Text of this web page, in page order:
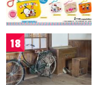
18